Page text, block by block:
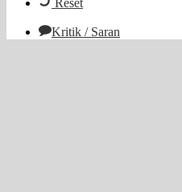
Kritik / Saran